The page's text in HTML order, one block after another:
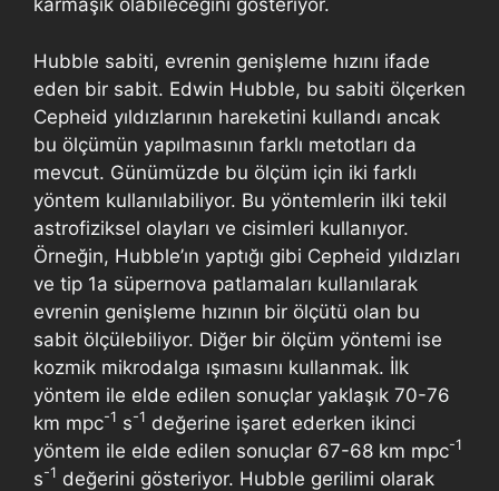
karmaşık olabileceğini gösteriyor.
Hubble sabiti, evrenin genişleme hızını ifade
eden bir sabit. Edwin Hubble, bu sabiti ölçerken
Cepheid yıldızlarının hareketini kullandı ancak
bu ölçümün yapılmasının farklı metotları da
mevcut. Günümüzde bu ölçüm için iki farklı
yöntem kullanılabiliyor. Bu yöntemlerin ilki tekil
astrofiziksel olayları ve cisimleri kullanıyor.
Örneğin, Hubble’ın yaptığı gibi Cepheid yıldızları
ve tip 1a süpernova patlamaları kullanılarak
evrenin genişleme hızının bir ölçütü olan bu
sabit ölçülebiliyor. Diğer bir ölçüm yöntemi ise
kozmik mikrodalga ışımasını kullanmak. İlk
yöntem ile elde edilen sonuçlar yaklaşık 70-76
km mpc-1 s-1 değerine işaret ederken ikinci
yöntem ile elde edilen sonuçlar 67-68 km mpc-1
s-1 değerini gösteriyor. Hubble gerilimi olarak